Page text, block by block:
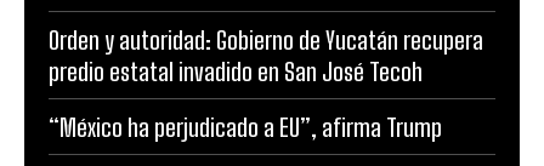
Orden y autoridad: Gobierno de Yucatán recupera
predio estatal invadido en San José Tecoh
“México ha perjudicado a EU”, afirma Trump